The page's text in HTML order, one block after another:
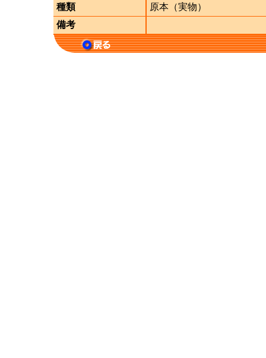
種類
原本（実物）
備考